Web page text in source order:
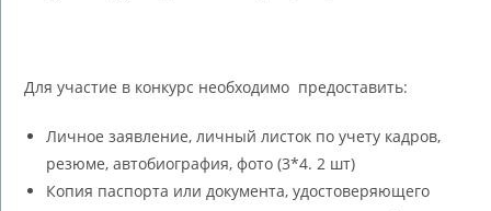
Для участие в конкурс необходимо предоставить:
Личное заявление, личный листок по учету кадров,
резюме, автобиография, фото (3*4. 2 шт)
Копия паспорта или документа, удостоверяющего